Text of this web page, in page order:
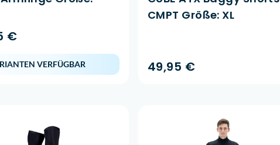
€
VERFÜGBAR
CMPT Größe: XL
49,95 €